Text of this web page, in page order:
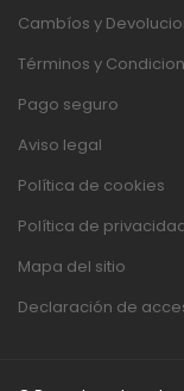
Cambíos y
Términos y
Pago seguro
Aviso legal
Política de cookies
Política de
Mapa del sitio
Declaración de